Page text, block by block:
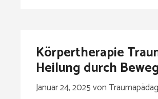
Körpertherapie
Heilung durch
Januar 24, 2025von